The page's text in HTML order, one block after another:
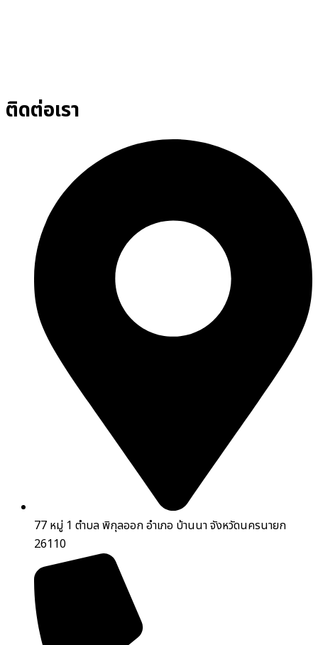
ติดต่อเรา
77 หมู่ 1 ตำบล พิกุลออก อำเภอ บ้านนา จังหวัดนครนายก
26110